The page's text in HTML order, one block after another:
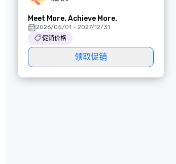
Meet More. Achieve More.
2026/05/01 - 2027/12/31
促销价格
领取促销